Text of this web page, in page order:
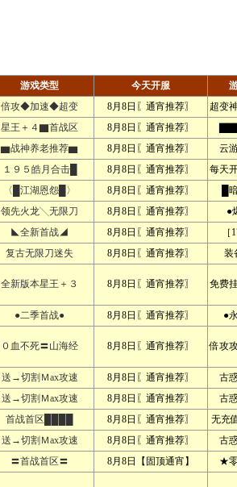
游戏类型 今天开服
倍攻◆加速◆超变 8月8日〖通宵推荐〗
超变
星王＋４▇首战区 8月8日〖通宵推荐〗
▆战神养老推荐▆ 8月8日〖通宵推荐〗
云
１９５皓月合击█ 8月8日〖通宵推荐〗
每天
〈█江湖恩怨█〉 8月8日〖通宵推荐〗
█
领先火龙╲无限刀 8月8日〖通宵推荐〗
●
◣全新首战◢ 8月8日〖通宵推荐〗
复古无限刀迷失 8月8日〖通宵推荐〗 装
全新版本星王＋３ 8月8日〖通宵推荐〗 免费
●二季首战● 8月8日〖通宵推荐〗 ●
０血不死〓山海经 8月8日〖通宵推荐〗 倍攻
送→切割Ｍax攻速 8月8日〖通宵推荐〗
古
送→切割Ｍax攻速 8月8日〖通宵推荐〗
古
首战首区████ 8月8日〖通宵推荐〗
无充
送→切割Ｍax攻速 8月8日〖通宵推荐〗
古
〓首战首区〓 8月8日【固顶通宵】 ★